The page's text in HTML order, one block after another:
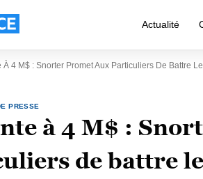
Actualité
À 4 M$ : Snorter Promet Aux Particuliers De Battre
PRESSE
à 4 M$ :
de battre